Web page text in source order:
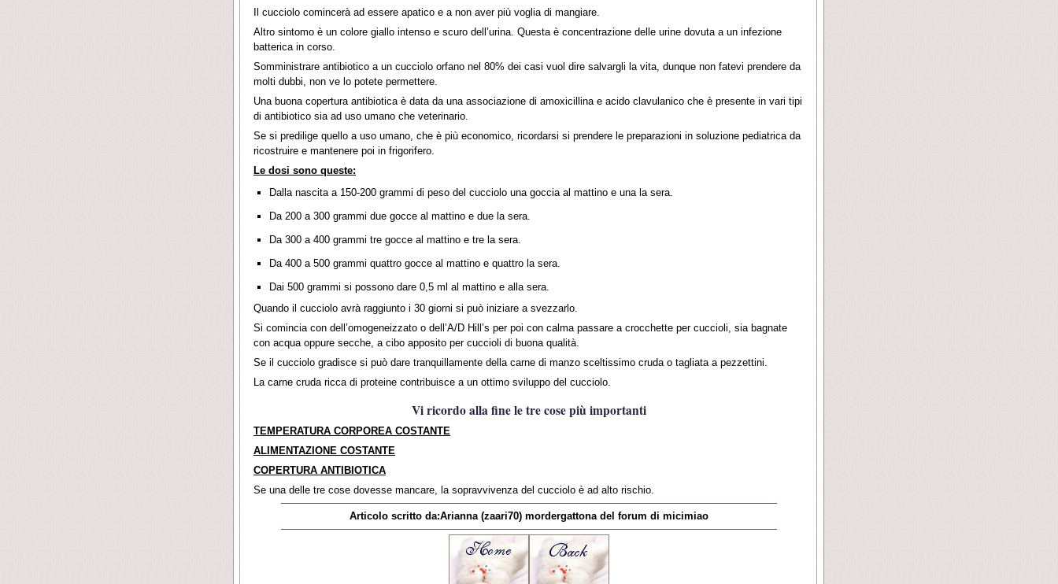
Il cucciolo comincerà ad essere apatico e a non aver più voglia di mangiare.
Altro sintomo è un colore giallo intenso e scuro dell’urina. Questa è concentrazione delle urine dovuta a un infezione
batterica in corso.
Somministrare antibiotico a un cucciolo orfano nel 80% dei casi vuol dire salvargli la vita, dunque non fatevi prendere da
molti dubbi, non ve lo potete permettere.
Una buona copertura antibiotica è data da una associazione di amoxicillina e acido clavulanico che è presente in vari tipi
di antibiotico sia ad uso umano che veterinario.
Se si predilige quello a uso umano, che è più economico, ricordarsi si prendere le preparazioni in soluzione pediatrica da
ricostruire e mantenere poi in frigorifero.
Le dosi sono queste:
Dalla nascita a 150-200 grammi di peso del cucciolo una goccia al mattino e una la sera.
Da 200 a 300 grammi due gocce al mattino e due la sera.
Da 300 a 400 grammi tre gocce al mattino e tre la sera.
Da 400 a 500 grammi quattro gocce al mattino e quattro la sera.
Dai 500 grammi si possono dare 0,5 ml al mattino e alla sera.
Quando il cucciolo avrà raggiunto i 30 giorni si può iniziare a svezzarlo.
Si comincia con dell’omogeneizzato o dell’A/D Hill’s per poi con calma passare a crocchette per cuccioli, sia bagnate
con acqua oppure secche, a cibo apposito per cuccioli di buona qualità.
Se il cucciolo gradisce si può dare tranquillamente della carne di manzo sceltissimo cruda o tagliata a pezzettini.
La carne cruda ricca di proteine contribuisce a un ottimo sviluppo del cucciolo.
Vi ricordo alla fine le tre cose più importanti
TEMPERATURA CORPOREA COSTANTE
ALIMENTAZIONE COSTANTE
COPERTURA ANTIBIOTICA
Se una delle tre cose dovesse mancare, la sopravvivenza del cucciolo è ad alto rischio.
Articolo scritto da:Arianna (zaari70) mordergattona del forum di micimiao